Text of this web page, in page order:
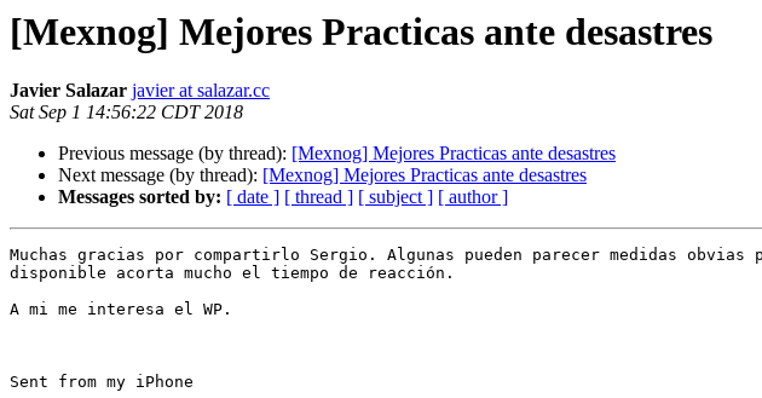
[Mexnog] Mejores Practicas ante desastres
Javier Salazar javier at salazar.cc
Sat Sep 1 14:56:22 CDT 2018
Previous message (by thread): [Mexnog] Mejores Practicas ante desastres
Next message (by thread): [Mexnog] Mejores Practicas ante desastres
Messages sorted by: [ date ] [ thread ] [ subject ] [ author ]
Muchas gracias por compartirlo Sergio. Algunas pueden parecer medidas
disponible acorta mucho el tiempo de reacción.
A mi me interesa el WP.
Sent from my iPhone